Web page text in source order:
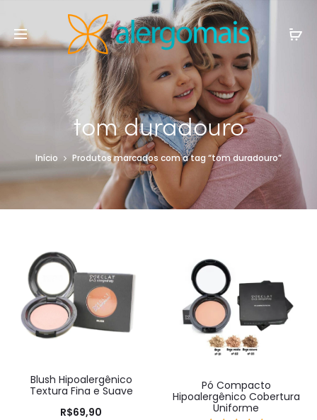
tom duradouro
Início Produtos marcados com a tag “tom duradouro”
Blush Hipoalergênico
Textura Fina e Suave
R$69,90
Pó Compacto
Hipoalergênico Cobertura
Uniforme